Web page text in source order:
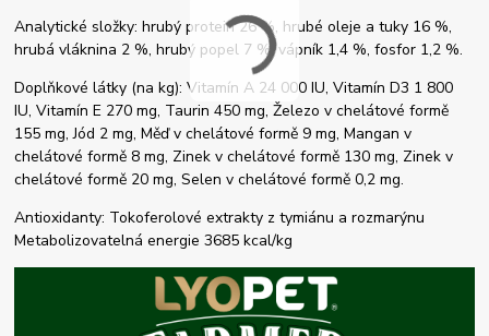
Analytické složky: hrubý protein 26 %, hrubé oleje a tuky 16 %,
hrubá vláknina 2 %, hrubý popel 7 %, vápník 1,4 %, fosfor 1,2 %.
Doplňkové látky (na kg): Vitamín A 24 000 IU, Vitamín D3 1 800
IU, Vitamín E 270 mg, Taurin 450 mg, Železo v chelátové formě
155 mg, Jód 2 mg, Měď v chelátové formě 9 mg, Mangan v
chelátové formě 8 mg, Zinek v chelátové formě 130 mg, Zinek v
chelátové formě 20 mg, Selen v chelátové formě 0,2 mg.
Antioxidanty: Tokoferolové extrakty z tymiánu a rozmarýnu
Metabolizovatelná energie 3685 kcal/kg